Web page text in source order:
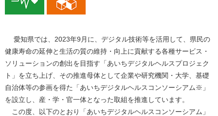
愛知県では、2023年9月に、デジタル技術等を活用して、県民の
健康寿命の延伸と生活の質の維持・向上に貢献する各種サービス・
ソリューションの創出を目指す「あいちデジタルヘルスプロジェク
ト」を立ち上げ、その推進母体として企業や研究機関・大学、基礎
自治体等の参画を得た「あいちデジタルヘルスコンソーシアム※」
を設立し、産・学・官一体となった取組を推進しています。
この度、以下のとおり「あいちデジタルヘルスコンソーシアム」